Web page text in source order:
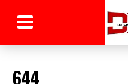
644